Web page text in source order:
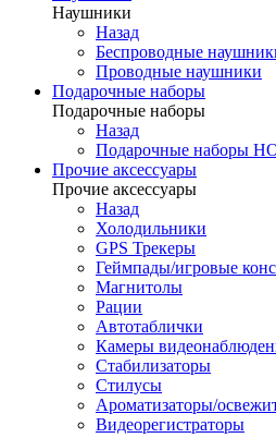
Наушники
Назад
Беспроводные
Проводные наушники
Подарочные наборы
Подарочные наборы
Назад
Подарочные наборы
Прочие аксессуары
Прочие аксессуары
Назад
Холодильники
GPS Трекеры
Геймпады/игровые
Магнитолы
Рации
Автотаблички
Камеры
Стабилизаторы
Стилусы
Ароматизаторы/
Видеорегистраторы